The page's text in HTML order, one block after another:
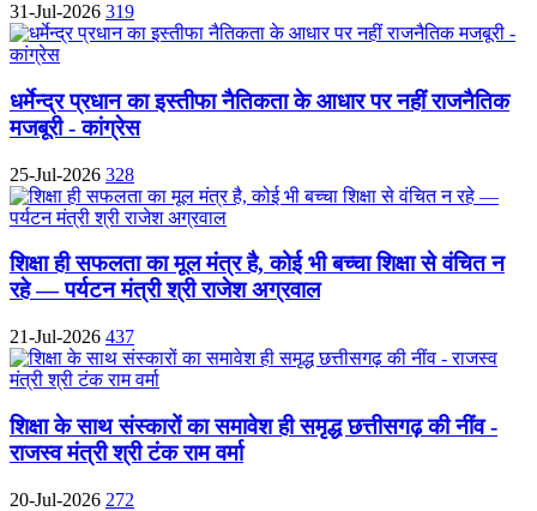
31-Jul-2026 319
धर्मेन्द्र प्रधान का इस्तीफा नैतिकता के आधार पर नहीं राजनैतिक
मजबूरी - कांग्रेस
25-Jul-2026 328
शिक्षा ही सफलता का मूल मंत्र है, कोई भी बच्चा शिक्षा से वंचित न
रहे — पर्यटन मंत्री श्री राजेश अग्रवाल
21-Jul-2026 437
शिक्षा के साथ संस्कारों का समावेश ही समृद्ध छत्तीसगढ़ की नींव -
राजस्व मंत्री श्री टंक राम वर्मा
20-Jul-2026 272